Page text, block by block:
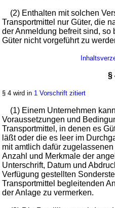
(2) Enthalten mit solchen
Transportmittel nur Güter, die
der Anmeldung befreit sind, so
Güter nicht vorgeführt zu
§
§ 4 wird in 1 Vorschrift zitiert
(1) Einem Unternehmen
Voraussetzungen und
Transportmittel, in denen es
läßt oder die es leer im
mit amtlich dafür
Anzahl und Merkmale der
Unterschrift, Datum und
Verfügung gestellten
Transportmittel begleitenden
der Anlage zu vermerken.